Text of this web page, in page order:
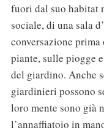
fuori dal suo habitat
sociale, di una sala
conversazione
piante, sulle piogge
del giardino. Anche
giardinieri possono
loro mente sono già
l’annaffiatoio in